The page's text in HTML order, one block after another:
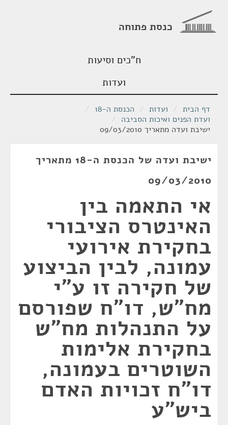
כנסת פתוחה
ח"כים וסיעות
ועדות
דף הבית / ועדות / הכנסת ה-18
/
ועדת הפנים ואיכות הסביבה /
ישיבת ועדה מתאריך 09/03/2010
ישיבת ועדה של הכנסת ה-18 מתאריך
09/03/2010
אי התאמה בין
האינטרס הציבורי
בחקירת אירועי
עמונה, לבין הביצוע
של חקירה זו ע"י
מח"ש, דו"ח שפורסם
על התנהלות מח"ש
בחקירת אלימות
השוטרים בעמונה,
דו"ח זכויות האדם
ביש"ע